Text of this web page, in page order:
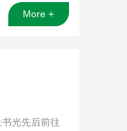
More +
光先后前往